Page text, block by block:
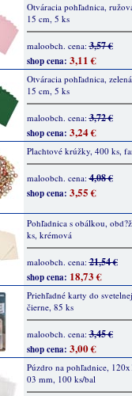
Otváracia pohľadnica,
15 cm, 5 ks
maloobch. cena:3,57 €
shop cena: 3,11 €
Otváracia pohľadnica,
15 cm, 5 ks
maloobch. cena:3,72 €
shop cena: 3,24 €
Plachtové krúžky, 400 ks,
maloobch. cena:4,08 €
shop cena: 3,55 €
Pohľadnica s obálkou,
ks, krémová
maloobch. cena:21,54 €
shop cena: 18,73 €
Priehľadné karty do
čierne, 85 ks
maloobch. cena:3,45 €
shop cena: 3,00 €
Púzdro na pohľadnice,
03 mm, 100 ks/bal